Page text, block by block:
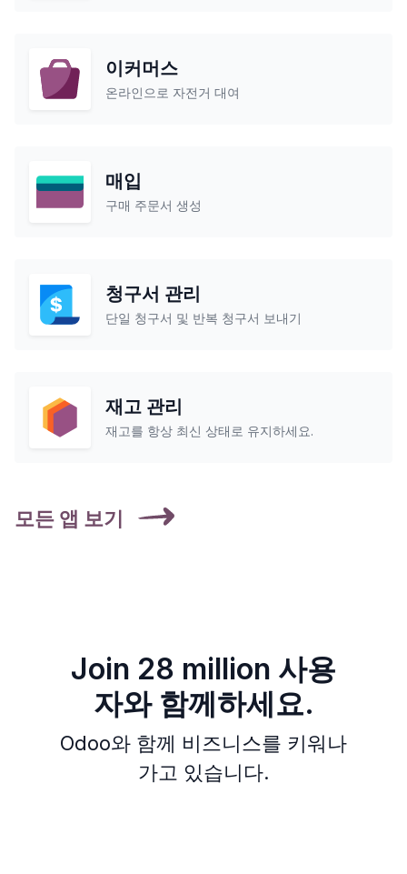
이커머스
온라인으로 자전거 대여
매입
구매 주문서 생성
청구서 관리
단일 청구서 및 반복 청구서 보내기
재고 관리
재고를 항상 최신 상태로 유지하세요.
모든 앱 보기
Join 28 million 사용
자와 함께하세요.
Odoo와 함께 비즈니스를 키워나
가고 있습니다.